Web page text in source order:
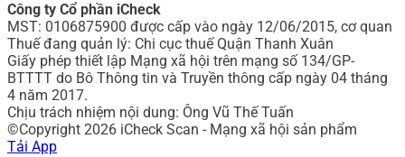
Công ty Cổ phần iCheck
MST: 0106875900 được cấp vào ngày 12/06/2015, cơ quan
Thuế đang quản lý: Chi cục thuế Quận Thanh Xuân
Giấy phép thiết lập Mạng xã hội trên mạng số 134/GP-
BTTTT do Bô Thông tin và Truyền thông cấp ngày 04 tháng
4 năm 2017.
Chịu trách nhiệm nội dung: Ông Vũ Thế Tuấn
©Copyright 2026 iCheck Scan - Mạng xã hội sản phẩm
Tải App